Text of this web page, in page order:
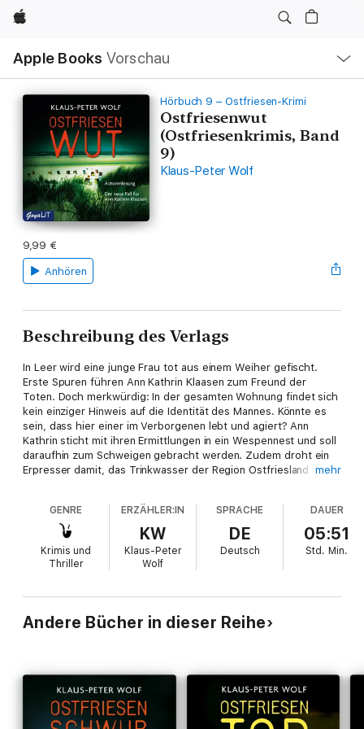
Apple
Apple Books Vorschau
Navigation
Menü
öffnen
Hörbuch 9 – Ostfriesen-Krimi
Ostfriesenwut
(Ostfriesenkrimis, Band
9)
Klaus-Peter Wolf
9,99 €
Anhören
Beschreibung des Verlags
In Leer wird eine junge Frau tot aus einem Weiher gefischt.
Erste Spuren führen Ann Kathrin Klaasen zum Freund der
Toten. Doch merkwürdig: In der gesamten Wohnung findet sich
kein einziger Hinweis auf die Identität des Mannes. Könnte es
sein, dass hier einer im Verborgenen lebt und agiert? Ann
Kathrin sticht mit ihren Ermittlungen in ein Wespennest und soll
daraufhin zum Schweigen gebracht werden. Zudem droht ein
Erpresser damit, das Trinkwasser der Region Ostfriesland zu
Bestseller-Autor Klaus-Peter Wolf spricht den härtesten Fall
der beliebten Nordsee-Kommissarin mit seinem besonderen
Charme und ist auf diese Weise seinen Figuren so nah wie
keiner sonst.
erschienen.
mehr
GENRE
Krimis und
Thriller
ERZÄHLER:IN
KW
Klaus-Peter
Wolf
SPRACHE
DE
Deutsch
DAUER
05:51
Std. Min.
Andere Bücher in dieser Reihe